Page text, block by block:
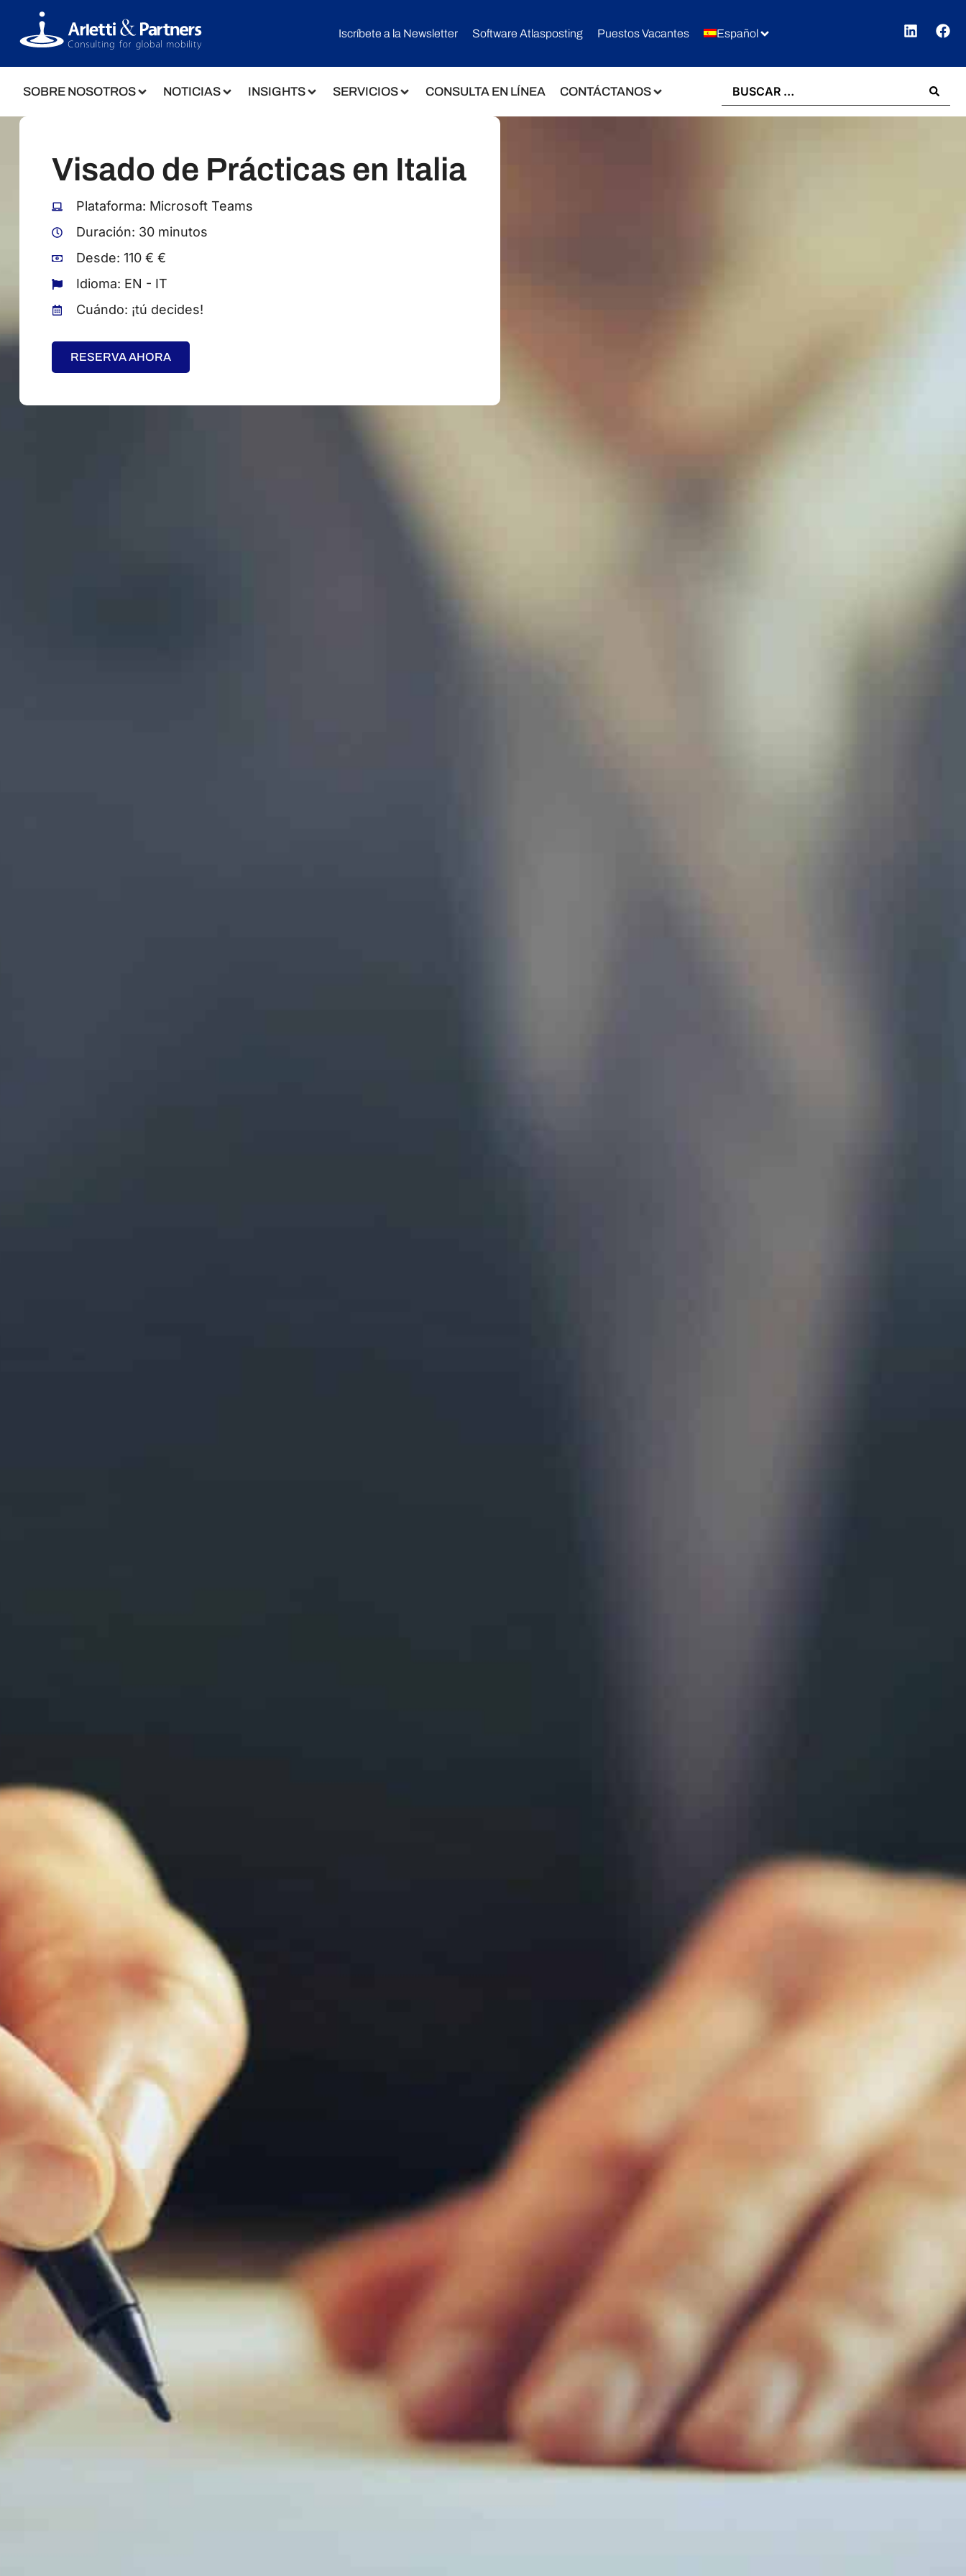
Iscríbete a la Newsletter Software Atlasposting Puestos Vacantes Español
SOBRE NOSOTROS NOTICIAS INSIGHTS SERVICIOS CONSULTA EN LÍNEA CONTÁCTANOS
Visado de Prácticas en Italia
Plataforma: Microsoft Teams
Duración: 30 minutos
Desde: 110 € €
Idioma: EN - IT
Cuándo: ¡tú decides!
RESERVA AHORA